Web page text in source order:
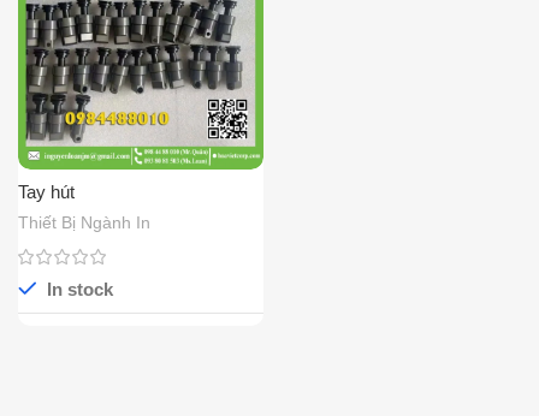
Tay hút
Thiết Bị Ngành In
In stock